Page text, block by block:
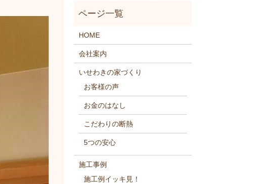
HOME
会社案内
いせわきの家づくり
お客様の声
お金のはなし
こだわりの断熱
5つの安心
施工事例
施工例イッキ見！